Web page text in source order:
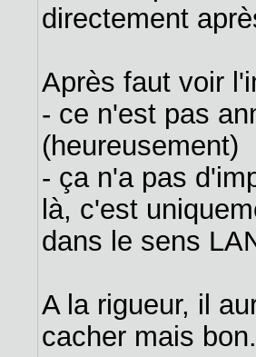
directement
Après faut voir
- ce n'est pas
(heureusement)
- ça n'a pas
là, c'est
dans le sens
A la rigueur, il
cacher mais